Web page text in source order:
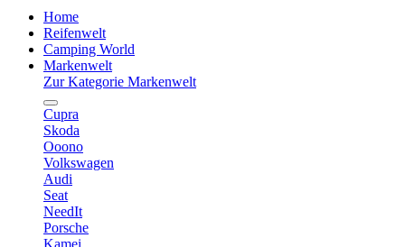
Home
Reifenwelt
Camping World
Markenwelt
Zur Kategorie Markenwelt
Cupra
Skoda
Ooono
Volkswagen
Audi
Seat
NeedIt
Porsche
Kamei